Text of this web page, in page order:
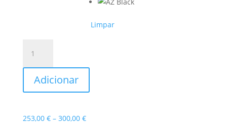
Limpar
Cadeirão
StarAdicionar
253,00 € – 300,00 €Price